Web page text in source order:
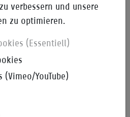
Verknüpfungen
verbessern und unsere
zu optimieren.
(Essentiell)
(Vimeo/YouTube)